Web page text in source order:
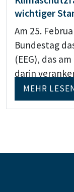
wichtiger
Am 25.
Bundestag
(EEG), das
darin
MEHR